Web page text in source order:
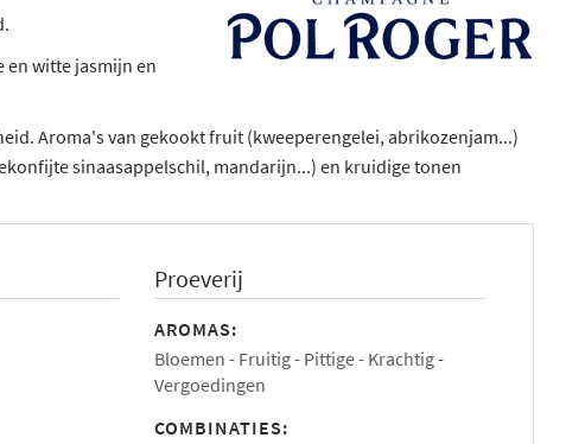
en witte jasmijn en
Aroma's van gekookt fruit (kweeperengelei, abrikozenjam...)
sinaasappelschil, mandarijn...) en kruidige tonen
Proeverij
AROMAS:
Bloemen
Fruitig Pittige
Krachtig
Vergoedingen
COMBINATIES: